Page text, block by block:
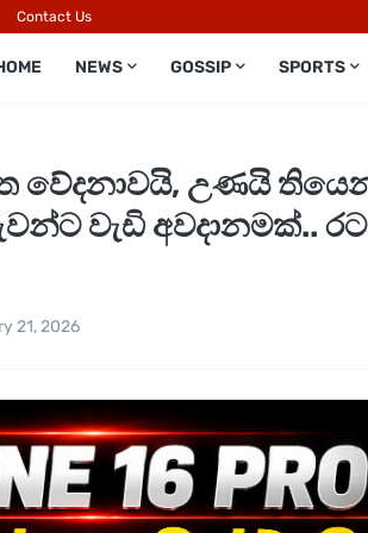
Contact Us
NEWS GOSSIP SPORTS
වේදනාවයි, උණයි
වැඩි අවදානමක්.. රට
21, 2026